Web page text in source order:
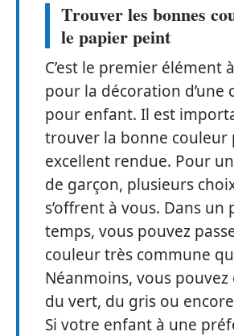
Trouver les bonnes
le papier peint
C’est le premier élément
pour la décoration d’une
pour enfant. Il est
trouver la bonne couleur
excellent rendue. Pour
de garçon, plusieurs
s’offrent à vous. Dans un
temps, vous pouvez
couleur très commune
Néanmoins, vous
du vert, du gris ou
Si votre enfant à une